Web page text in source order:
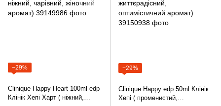
−29%
Clinique Happy Heart 100ml edp
Клінік Хепі Харт ( ніжний,
−29%
Clinique Happy edp 50ml Клінік
Хепі ( променистий,